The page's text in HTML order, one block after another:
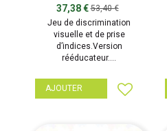
MOYENS DE SECOURS"
37,38 €53,40 €
Jeu de discrimination
visuelle et de prise
d’indices.Version
rééducateur....
AJOUTER